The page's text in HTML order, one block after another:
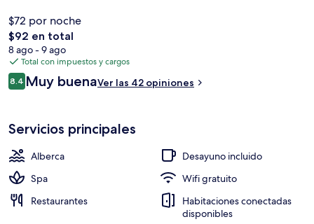
$72 por noche
El
precio
total
es
de
$92 en total
8 ago - 9 ago
Total con impuestos y cargos
Opiniones
8.48.4 de 10,
Muy buenaVer las 42 opiniones
Servicios principales
Alberca
Desayuno incluido
Spa
Wifi gratuito
Restaurantes
Habitaciones conectadas
disponibles